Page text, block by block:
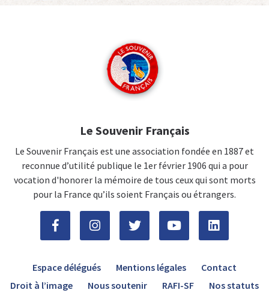
Le Souvenir Français
Le Souvenir Français est une association fondée en 1887 et
reconnue d’utilité publique le 1er février 1906 qui a pour
vocation d'honorer la mémoire de tous ceux qui sont morts
pour la France qu’ils soient Français ou étrangers.
Espace délégués Mentions légales
Contact
Droit à l’image
Nous soutenir RAFI-SF Nos statuts